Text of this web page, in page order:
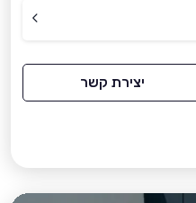
יצירת קשר